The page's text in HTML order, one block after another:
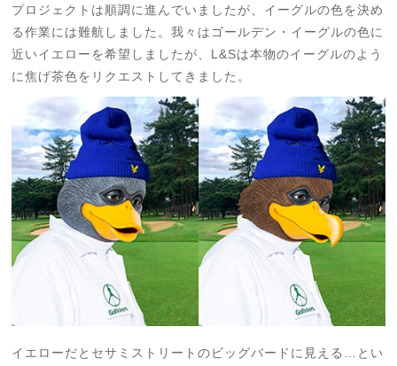
プロジェクトは順調に進んでいましたが、イーグルの色を決め
る作業には難航しました。我々はゴールデン・イーグルの色に
近いイエローを希望しましたが、 L&Sは本物のイーグルのよう
に焦げ茶色をリクエストしてきました。
イエローだとセサミストリートのビッグバードに見える…とい